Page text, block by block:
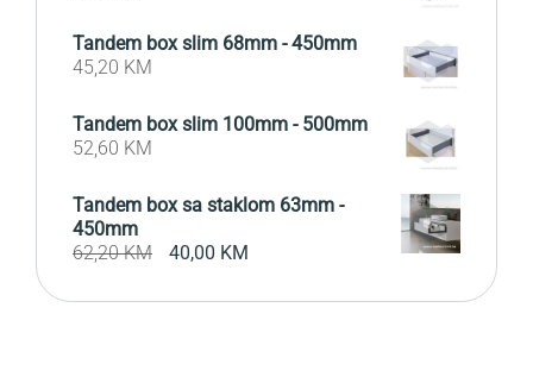
Tandem box slim 68mm - 450mm
45,20 KM
Tandem box slim 100mm - 500mm
52,60 KM
Tandem box sa staklom 63mm -
450mm
62,20KM
Original
was:
40,00 KM
is: